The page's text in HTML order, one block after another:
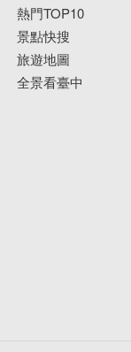
熱門TOP10
景點快搜
旅遊地圖
全景看臺中